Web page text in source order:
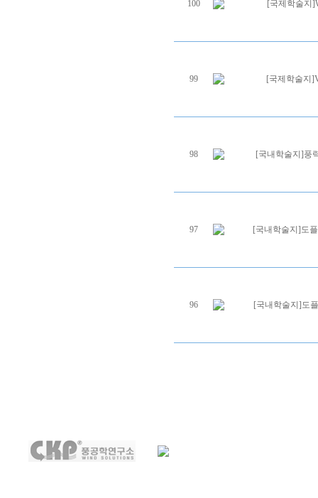
100 [국제학술지
99 [국제학술지
98 [국내학술지]풍
97 [국내학술지]도
96 [국내학술지]도